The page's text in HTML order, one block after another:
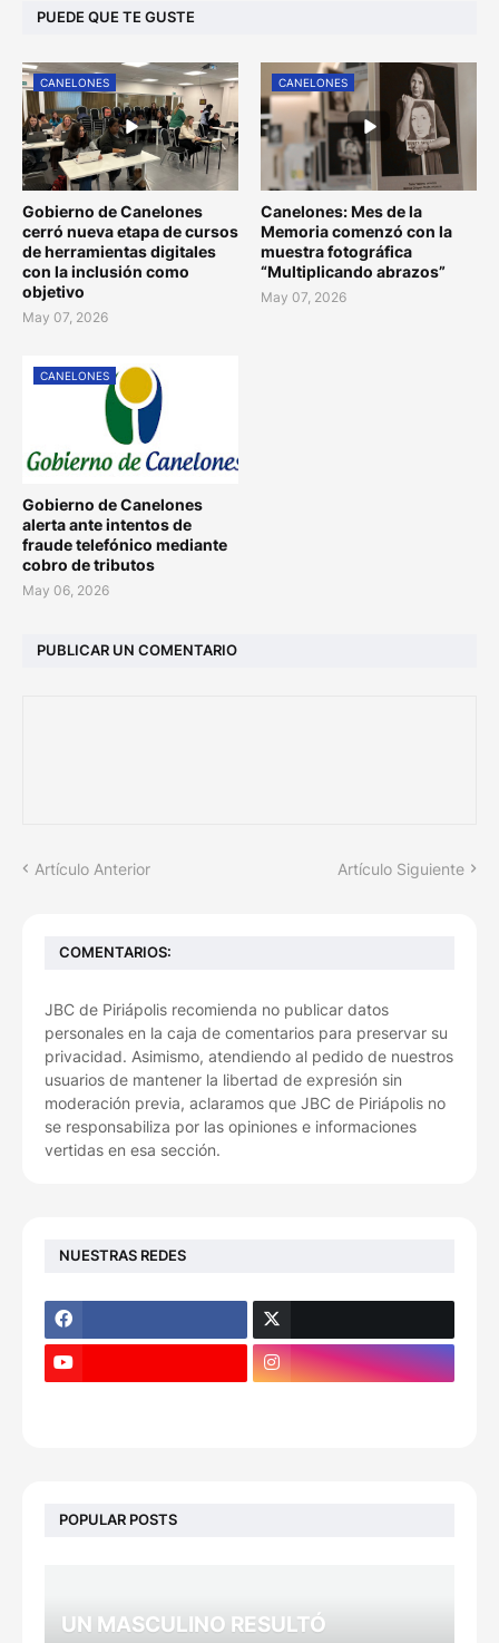
PUEDE QUE TE GUSTE
CANELONES
Gobierno de Canelones
cerró nueva etapa de cursos
de herramientas digitales
con la inclusión como
objetivo
May 07, 2026
CANELONES
Canelones: Mes de la
Memoria comenzó con la
muestra fotográfica
“Multiplicando abrazos”
May 07, 2026
CANELONES
Gobierno de Canelones
alerta ante intentos de
fraude telefónico mediante
cobro de tributos
May 06, 2026
PUBLICAR UN COMENTARIO
Artículo Anterior Artículo Siguiente
COMENTARIOS:
JBC de Piriápolis recomienda no publicar datos
personales en la caja de comentarios para preservar su
privacidad. Asimismo, atendiendo al pedido de nuestros
usuarios de mantener la libertad de expresión sin
moderación previa, aclaramos que JBC de Piriápolis no
se responsabiliza por las opiniones e informaciones
vertidas en esa sección.
NUESTRAS REDES
POPULAR POSTS
UN MASCULINO RESULTÓ